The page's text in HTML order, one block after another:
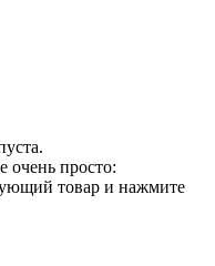
очень просто:
товар и нажмите